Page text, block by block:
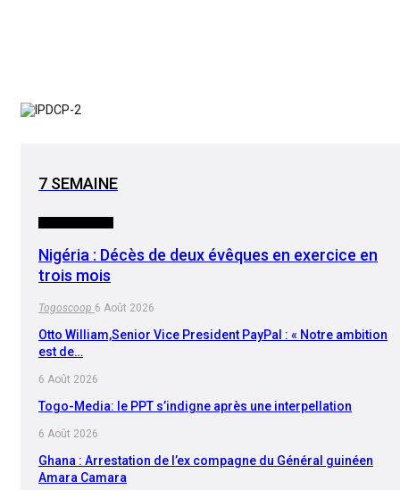
7 SEMAINE
Nigéria : Décès de deux évêques en exercice en
trois mois
Togoscoop 6 Août 2026
Otto William,Senior Vice President PayPal : « Notre ambition
est de…
6 Août 2026
Togo-Media: le PPT s’indigne après une interpellation
6 Août 2026
Ghana : Arrestation de l’ex compagne du Général guinéen
Amara Camara